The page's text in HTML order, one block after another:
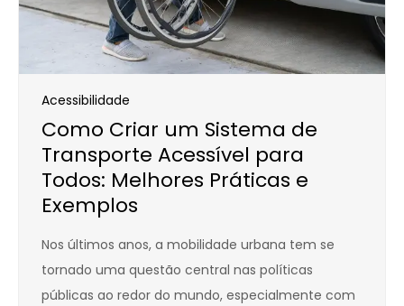
Acessibilidade
Como Criar um Sistema de
Transporte Acessível para
Todos: Melhores Práticas e
Exemplos
Nos últimos anos, a mobilidade urbana tem se
tornado uma questão central nas políticas
públicas ao redor do mundo, especialmente com